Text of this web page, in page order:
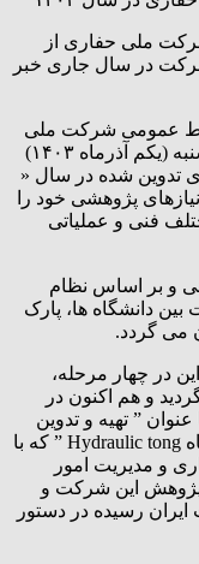
ملی حفاری از
شرکت در سال جاری خبر
عمومی شرکت ملی
حفاری ایران، محمدعلی بیگ زاده روز پنجشنبه (یکم آذرماه ۱۴۰۳)
تدوین شده در سال «
پژوهشی خود را
فنی و عملیاتی
و بر اساس نظام
دانشگاه ها، پارک
می گردد.
در چهار مرحله،
و هم اکنون در
عنوان ” تهیه و تدوین
دانش فنی، فناوری طراحی و ساخت دستگاه Hydraulic tong ” که با
و مدیریت امور
این شرکت و
رسیده در دستور